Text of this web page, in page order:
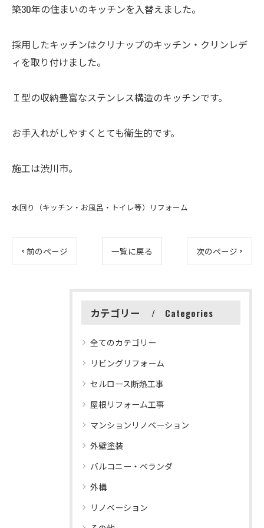
築30年の住まいのキッチンを入替えました。
採用したキッチンはクリナップのキッチン・クリンレデ
ィを取り付けました。
Ｉ型の収納豊富なステンレス構造のキッチンです。
お手入れがしやすくとても衛生的です。
施工は渋川市。
水回り（キッチン・お風呂・トイレ等）リフォーム
< 前のページ 一覧に戻る 次のページ >
カテゴリー Categories
全てのカテゴリー
リビングリフォーム
セルロース断熱工事
屋根リフォーム工事
マンションリノベーション
外壁塗装
バルコニー・ベランダ
外構
リノベーション